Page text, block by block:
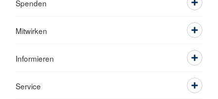
Spenden
Mitwirken
Informieren
Service